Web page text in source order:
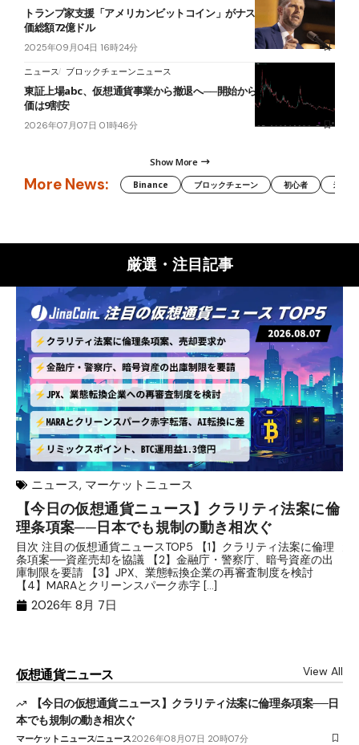
トランプ家支援「アメリカンビットコイン」がナスダック上場──時
価総額72億ドル
2025年09月04日 16時24分
ニュース ブロックチェーンニュース
東証上場abc、仮想通貨事業から撤退へ──開始から約1年7カ月、株
価は9割安
2026年07月07日 01時46分
Show More
More News: Binance ブロックチェーン 初心者 米国
厳選・注目記事
ニュース, マーケットニュース
【今日の仮想通貨ニュース】クラリティ法案に倫
理条項案──日本でも規制の動き相次ぐ
目次 注目の仮想通貨ニュースTOP5 【1】クラリティ法案に倫理
条項案──資産売却を協議 【2】金融庁・警察庁、暗号資産の出
庫制限を要請 【3】JPX、業態転換企業の再審査制度を検討
【4】MARAとクリーンスパーク赤字 […]
2026年 8月 7日
仮想通貨ニュース View All
【今日の仮想通貨ニュース】クラリティ法案に倫理条項案──日
本でも規制の動き相次ぐ
マーケットニュースニュース2026年08月07日 20時07分